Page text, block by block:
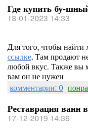
Где купить бу-
18-01-2023 14:33
Для того, чтобы найти
ссылке. Там продают
любой вкус. Также вы
вам он не нужен
комментарии: 0
Реставрация ванн
17-12-2019 14:36